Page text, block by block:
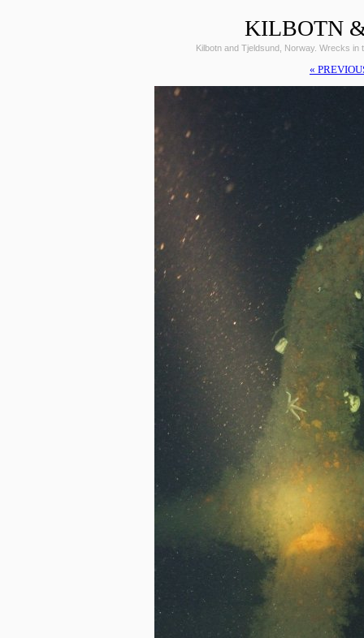
KILBOTN
Kilbotn and Tjeldsund, Norway. Wrecks
«